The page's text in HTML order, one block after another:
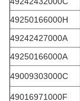
49250166000H
49242427000A
49250166000A
49009303000C
49016971000F